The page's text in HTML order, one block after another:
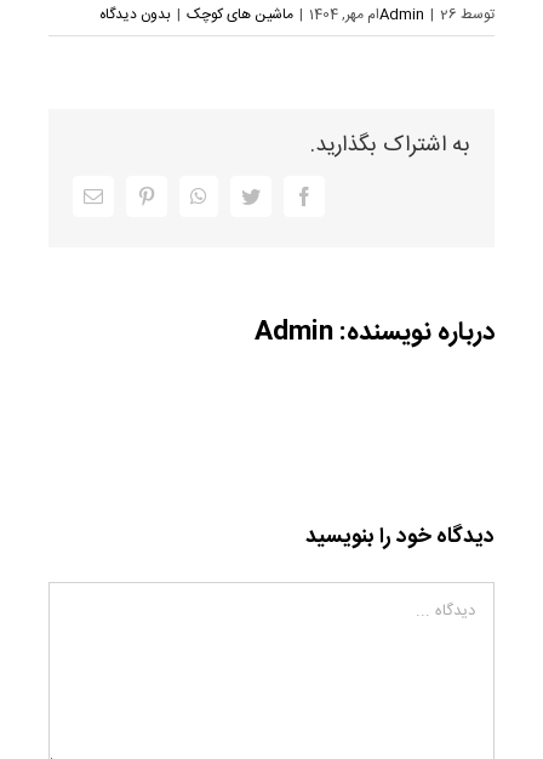
توسط Admin | 26ام مهر, 1404 | ماشین های کوچک | بدون دیدگاه
به اشتراک بگذارید.
Facebook
Twitter
WhatsApp
Pinterestایمیل
درباره نویسنده:Admin
دیدگاه خود را بنویسید
دیدگاه